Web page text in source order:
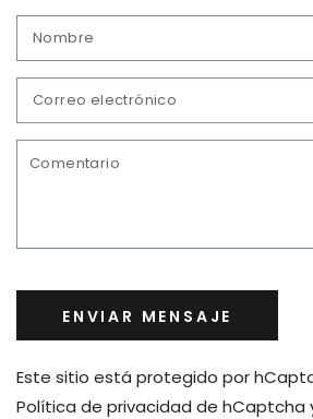
ENVIAR MENSAJE
Este sitio está protegido por
Política de privacidad de hCaptcha